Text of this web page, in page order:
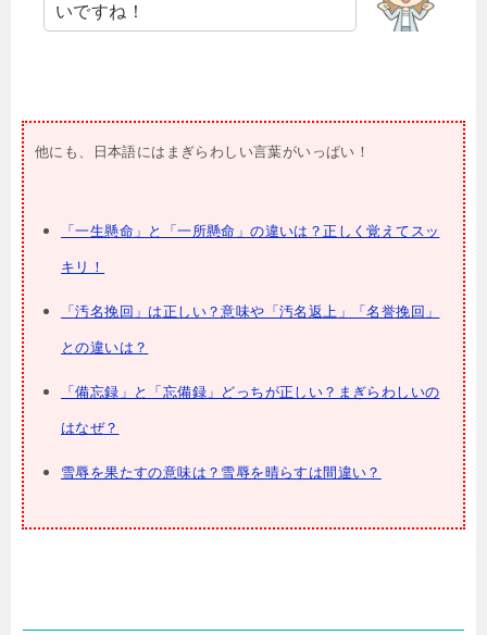
いですね！
他にも、日本語にはまぎらわしい言葉がいっぱい！
「一生懸命」と「一所懸命」の違いは？正しく覚えてスッ
キリ！
「汚名挽回」は正しい？意味や「汚名返上」「名誉挽回」
との違いは？
「備忘録」と「忘備録」どっちが正しい？まぎらわしいの
はなぜ？
雪辱を果たすの意味は？雪辱を晴らすは間違い？